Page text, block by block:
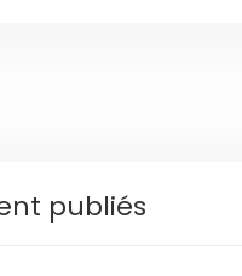
publiés